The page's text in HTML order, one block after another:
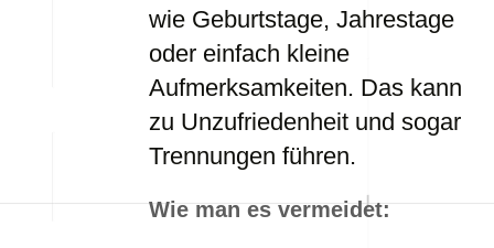
wie Geburtstage, Jahrestage
oder einfach kleine
Aufmerksamkeiten. Das kann
zu Unzufriedenheit und sogar
Trennungen führen.
Wie man es vermeidet: